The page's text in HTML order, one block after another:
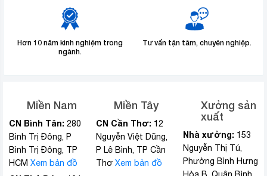
Hơn 10 năm kinh nghiệm trong
ngành.
Tư vấn tận tâm, chuyên nghiệp.
Miền Nam
CN Bình Tân: 280
Bình Trị Đông, P
Bình Trị Đông, TP
HCM Xem bản đồ
Miền Tây
CN Cần Thơ: 12
Nguyễn Việt Dũng,
P Lê Bình, TP Cần
Thơ Xem bản đồ
Xưởng sản
xuất
Nhà xưởng: 153
Nguyễn Thị Tú,
Phường Bình Hưng